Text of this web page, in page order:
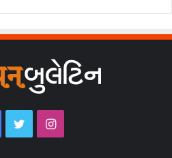
Facebook
TwitterInstagram